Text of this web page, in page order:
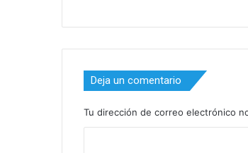
Deja un comentario
Tu dirección de correo electrónico